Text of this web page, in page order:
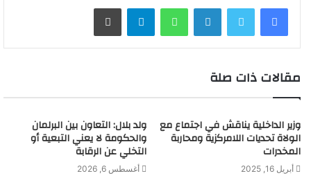
لينكدإن واتساب
مقالات ذات صلة
وزير الداخلية يناقش في اجتماع مع
الولاة تحديات اللامركزية ومحاربة
المخدرات
أبريل 16, 2025
ولد بلال: التعاون بين البرلمان
والحكومة لا يعني التبعية أو
التخلي عن الرقابة
أغسطس 6, 2026